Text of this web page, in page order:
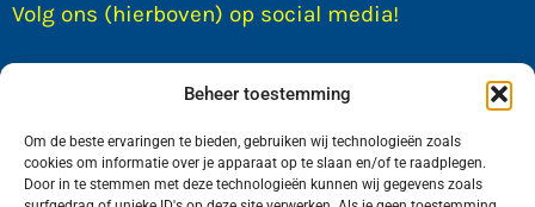
Beheer toestemming
Om de beste ervaringen te bieden, gebruiken wij technologieën zoals
cookies om informatie over je apparaat op te slaan en/of te raadplegen.
Door in te stemmen met deze technologieën kunnen wij gegevens zoals
Volg ons (hierboven) op social media!